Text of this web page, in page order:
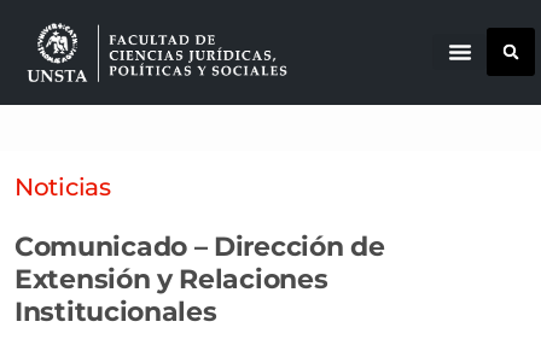
Noticias
Comunicado – Dirección de
Extensión y Relaciones
Institucionales